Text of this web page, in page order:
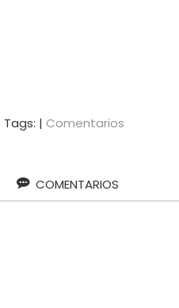
Tags: | Comentarios
COMENTARIOS